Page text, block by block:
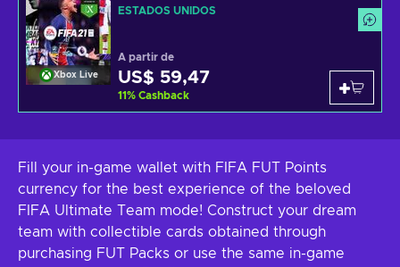
Xbox Live
ESTADOS UNIDOS
A partir de
US$ 59,47
11% Cashback
Fill your in-game wallet with FIFA FUT Points
currency for the best experience of the beloved
FIFA Ultimate Team mode! Construct your dream
team with collectible cards obtained through
purchasing FUT Packs or use the same in-game